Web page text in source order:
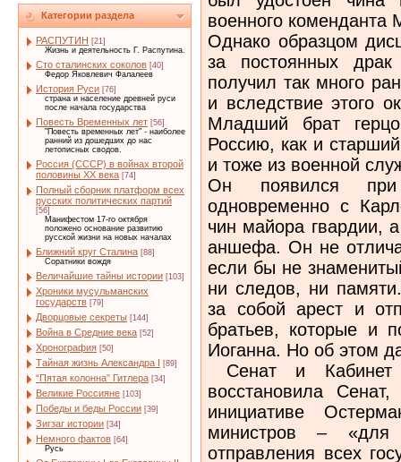
Категории раздела
РАСПУТИН [21]
Жизнь и деятельность Г. Распутина.
Сто сталинских соколов [40]
Федор Яковлевич Фалалеев
История Руси [76]
страна и население древней руси
после начала государства
Повесть Временных лет [56]
"Повесть временных лет" - наиболее
ранний из дошедших до нас
летописных сводов.
Россия (СССР) в войнах второй
половины XX века [74]
Полный сборник платформ всех
русских политических партий
[56]
Манифестом 17-го октября
положено основание развитию
русской жизни на новых началах
Ближний круг Сталина [88]
Соратники вождя
Величайшие тайны истории [103]
Хроники мусульманских
государств [79]
Дворцовые секреты [144]
Война в Средние века [52]
Хронография [50]
Тайная жизнь Александра I [89]
“Пятая колонна” Гитлера [34]
Великие Россияне [103]
Победы и беды России [39]
Зигзаг истории [34]
Немного фактов [64]
Русь
военного
Однако образцом
за постоянных
получил так много
и вследствие этого
Младший брат
Россию, как и
и тоже из военной
Он появился
одновременно с
чин майора гвардии,
аншефа. Он не
если бы не
ни следов, ни
за собой арест и
братьев, которые и
Иоганна. Но об этом
Сенат и Кабинет
восстановила
инициативе
министров – «для
отправления всех